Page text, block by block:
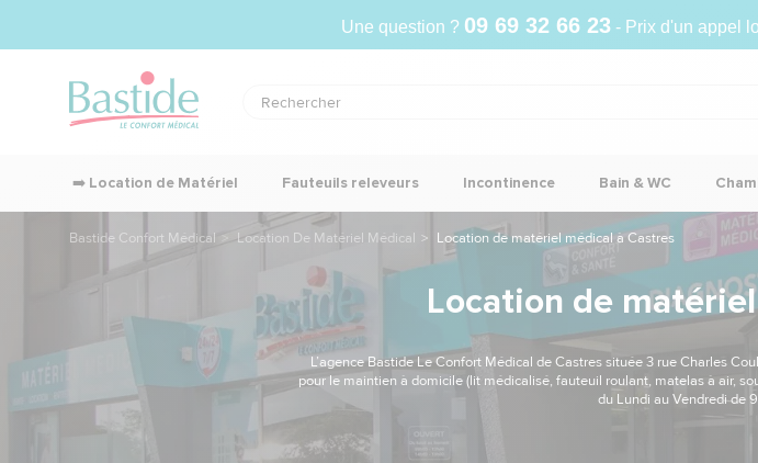
Une question ? 09 69 32 66 23- Prix d'un appel
➡️ Location de Matériel Fauteuils releveurs Incontinence Bain & WC
Bastide Confort Médical Location De Matériel Médical Location de matériel médical à Castres
Location de
L’agence Bastide Le Confort Médical de Castres située 3 rue Charles
pour le maintien à domicile (lit médicalisé, fauteuil roulant, matelas à air,
du Lundi au Vendredi de